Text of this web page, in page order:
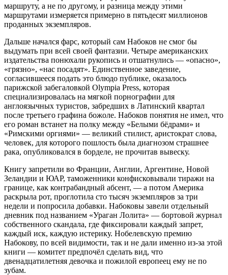
маршруту, а не по другому, и разница между этими
маршрутами измеряется примерно в пятьдесят миллионов
проданных экземпляров.
Дальше начался фарс, который сам Набоков не смог бы
выдумать при всей своей фантазии. Четыре американских
издательства понюхали рукопись и отшатнулись — «опасно»,
«грязно», «нас посадят». Единственное заведение,
согласившееся подать это блюдо публике, оказалось
парижской забегаловкой Olympia Press, которая
специализировалась на мягкой порнографии для
англоязычных туристов, забредших в Латинский квартал
после третьего графина божоле. Набоков понятия не имел, что
его роман встанет на полку между «Белыми бёдрами» и
«Римскими оргиями» — великий стилист, аристократ слова,
человек, для которого пошлость была диагнозом страшнее
рака, опубликовался в борделе, не прочитав вывеску.
Книгу запретили во Франции, Англии, Аргентине, Новой
Зеландии и ЮАР, таможенники конфисковывали тиражи на
границе, как контрабандный абсент, — а потом Америка
раскрыла рот, проглотила сто тысяч экземпляров за три
недели и попросила добавки. Набоковы завели отдельный
дневник под названием «Ураган Лолита» — бортовой журнал
собственного скандала, где фиксировали каждый запрет,
каждый иск, каждую истерику. Нобелевскую премию
Набокову, по всей видимости, так и не дали именно из-за этой
книги — комитет предпочёл сделать вид, что
двенадцатилетняя девочка и пожилой европеец ему не по
зубам.